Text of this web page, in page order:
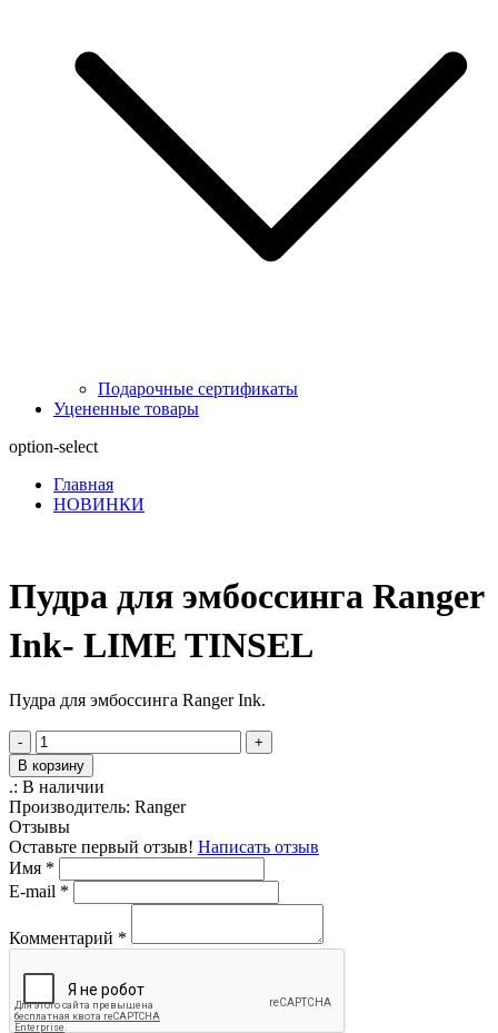
Подарочные сертификаты
Уцененные товары
option-select
Главная
НОВИНКИ
Пудра для эмбоссинга Ranger
Ink- LIME TINSEL
Пудра для эмбоссинга Ranger Ink.
-
+
В корзину
.: В наличии
Производитель: Ranger
Отзывы
Оставьте первый отзыв! Написать отзыв
Имя *
E-mail *
Комментарий *